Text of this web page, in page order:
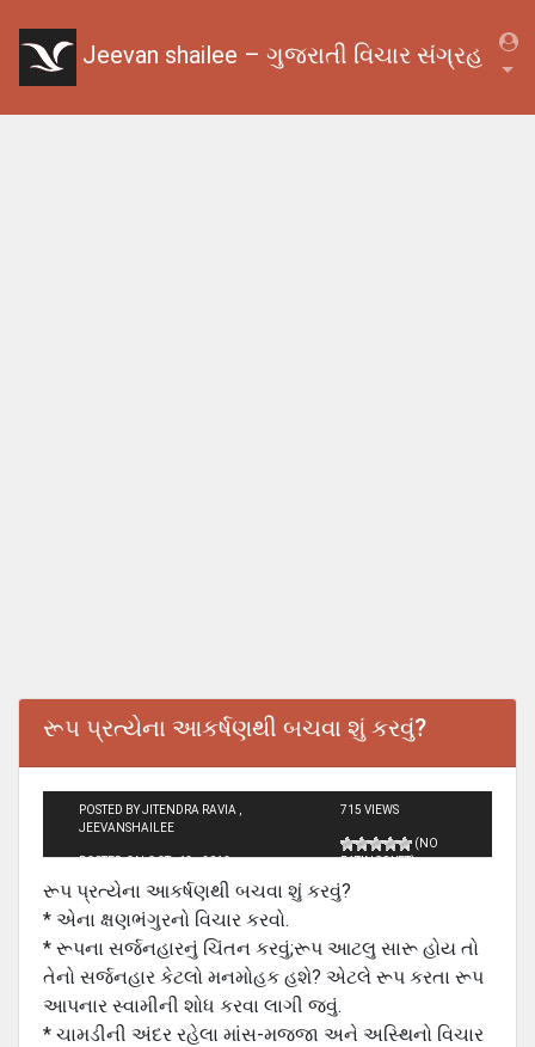
Jeevan shailee – ગુજરાતી વિચાર સંગ્રહ
રૂપ પ્રત્યેના આકર્ષણથી બચવા શું કરવું?
POSTED BY JITENDRA RAVIA ,
JEEVANSHAILEE
POSTED ON OCT - 13 - 2012
715 VIEWS
(NO
RATINGS YET)
રૂપ પ્રત્યેના આકર્ષણથી બચવા શું કરવું?
* એના ક્ષણભંગુરનો વિચાર કરવો.
* રૂપના સર્જનહારનું ચિંતન કરવું;રૂપ આટલુ સારૂ હોય તો
તેનો સર્જનહાર કેટલો મનમોહક હશે? એટલે રૂપ કરતા રૂપ
આપનાર સ્વામીની શોધ કરવા લાગી જવું.
* ચામડીની અંદર રહેલા માંસ-મજ્જા અને અસ્થિનો વિચાર